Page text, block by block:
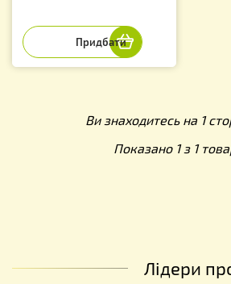
Ви знаходитесь на 1
Показано 1 з 1
Лідери